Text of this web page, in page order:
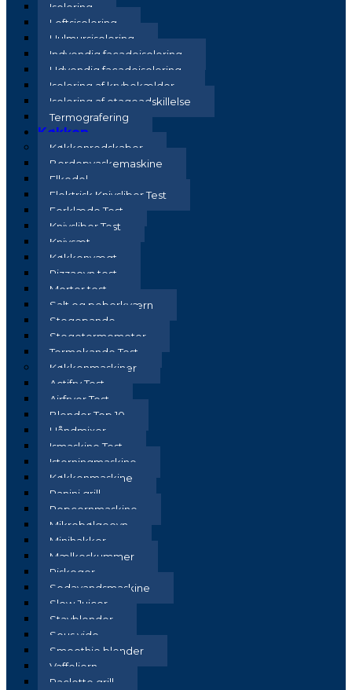
Isolering
Loftsisolering
Hulmursisolering
Indvendig facadeisolering
Udvendig facadeisolering
Isolering af krybekælder
Isolering af etageadskillelse
Termografering
Køkken
Køkkenredskaber
Bordopvaskemaskine
Elkedel
Elektrisk Knivsliber Test
Forklæde Test
Knivsliber Test
Knivsæt
Køkkenvægt
Pizzaovn test
Morter test
Salt og peberkværn
Stegepande
Stegetermometer
Termokande Test
Køkkenmaskiner
Actifry Test
Airfryer Test
Blender Top 10
Håndmixer
Ismaskine Test
Isterningmaskine
Køkkenmaskine
Panini grill
Popcornmaskine
Mikrobølgeovn
Minihakker
Mælkeskummer
Riskoger
Sodavandsmaskine
Slow Juicer
Stavblender
Sous vide
Smoothie blender
Vaffeljern
Raclette grill